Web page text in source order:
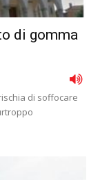
di gomma
di soffocare